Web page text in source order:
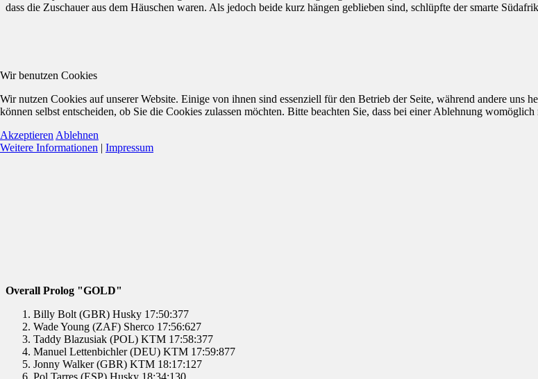
dass die Zuschauer aus dem Häuschen waren. Als jedoch beide kurz hängen geblieben sind, schlüpfte der smarte
Overall Prolog "GOLD"
Billy Bolt (GBR) Husky 17:50:377
Wade Young (ZAF) Sherco 17:56:627
Taddy Blazusiak (POL) KTM 17:58:377
Manuel Lettenbichler (DEU) KTM 17:59:877
Jonny Walker (GBR) KTM 18:17:127
Wir benutzen Cookies
Wir nutzen Cookies auf unserer Website. Einige von ihnen sind essenziell für den Betrieb der Seite, während andere uns
können selbst entscheiden, ob Sie die Cookies zulassen möchten. Bitte beachten Sie, dass bei einer Ablehnung
Akzeptieren Ablehnen
Weitere Informationen | Impressum